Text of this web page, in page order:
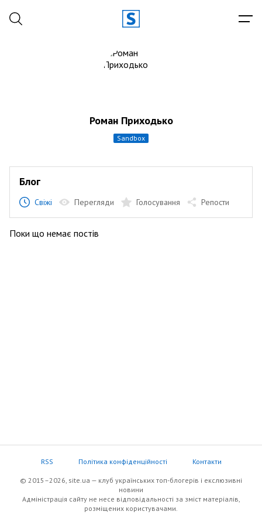
Роман Приходько
sandbox
Блог
Свіжі Перегляди Голосування Репости
Поки що немає постів
RSS Політика конфіденційності Контакти
© 2015–2026, site.ua — клуб українських топ-блогерів i екслюзивнi
новини
Адміністрація сайту не несе відповідальності за зміст матеріалів,
розміщених користувачами.